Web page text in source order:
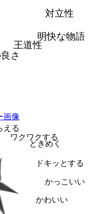
対立性
明快な物語
王道性
さ
える
ワクワクする
ときめく
ドキッとする
かっこいい
かわいい